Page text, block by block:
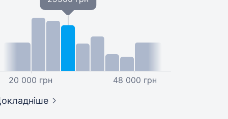
20 000 грн 48 000 грн